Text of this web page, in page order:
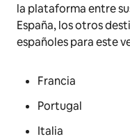
la plataforma entre
España, los otros
españoles para este
Francia
Portugal
Italia